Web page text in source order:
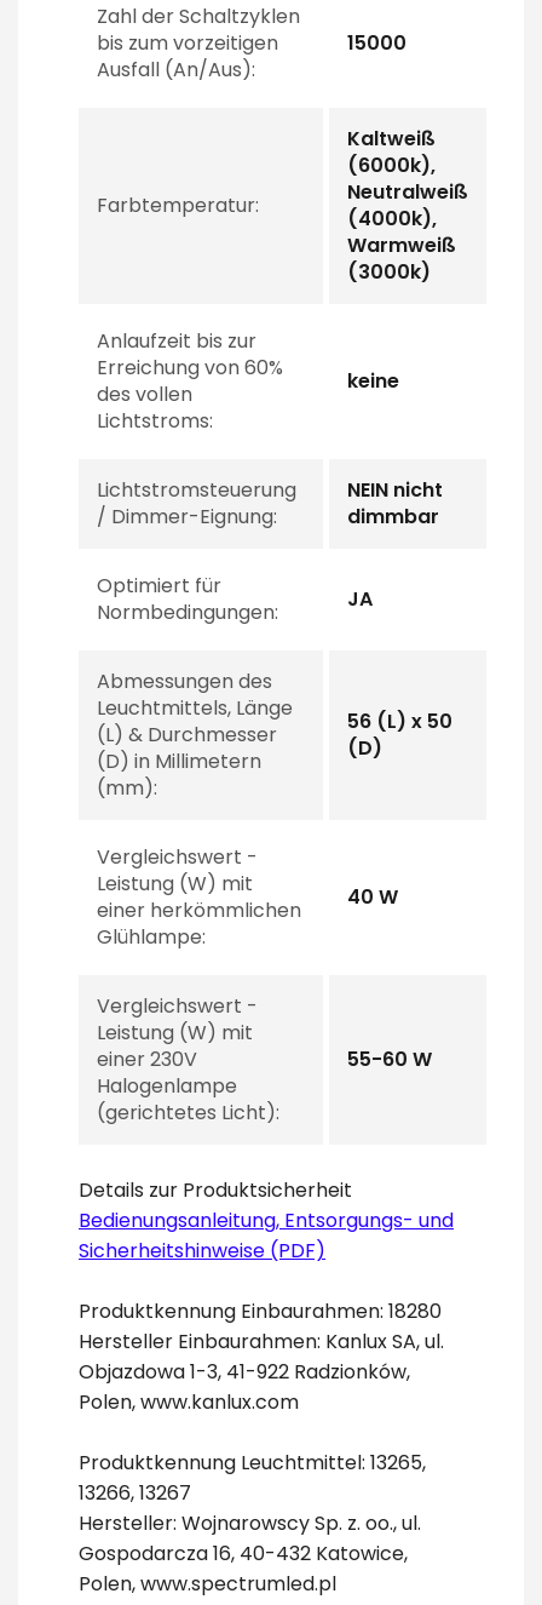
Zahl der Schaltzyklen
bis zum vorzeitigen
Ausfall (An/Aus):
15000
Farbtemperatur:
Kaltweiß
(6000k),
Neutralweiß
(4000k),
Warmweiß
(3000k)
Anlaufzeit bis zur
Erreichung von 60%
des vollen
Lichtstroms:
keine
Lichtstromsteuerung
/ Dimmer-Eignung:
NEIN nicht
dimmbar
Optimiert für
Normbedingungen:
JA
Abmessungen des
Leuchtmittels, Länge
(L) & Durchmesser
(D) in Millimetern
(mm):
56 (L) x 50
(D)
Vergleichswert -
Leistung (W) mit
einer herkömmlichen
Glühlampe:
40 W
Vergleichswert -
Leistung (W) mit
einer 230V
Halogenlampe
(gerichtetes Licht):
55-60 W
Details zur Produktsicherheit
Bedienungsanleitung, Entsorgungs- und
Sicherheitshinweise (PDF)
Produktkennung Einbaurahmen: 18280
Hersteller Einbaurahmen: Kanlux SA, ul.
Objazdowa 1-3, 41-922 Radzionków,
Polen, www.kanlux.com
Produktkennung Leuchtmittel: 13265,
13266, 13267
Hersteller: Wojnarowscy Sp. z. oo., ul.
Gospodarcza 16, 40-432 Katowice,
Polen, www.spectrumled.pl